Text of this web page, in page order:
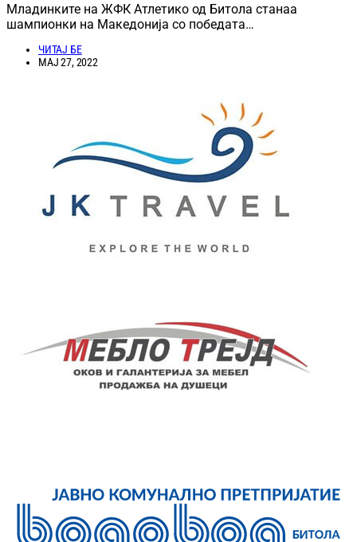
Младинките на ЖФК Атлетико од Битола станаа
шампионки на Македонија со победата…
ЧИТАЈ БЕ
МАЈ 27, 2022